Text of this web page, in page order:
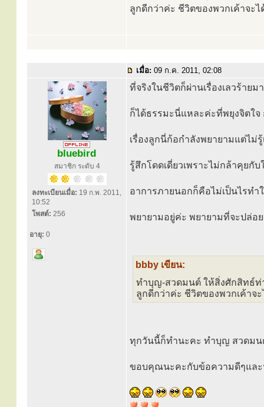
ลูกดีกว่าค่ะ ชีวิตของพวกเค้าจะ
เมื่อ: 09 ก.ค. 2011, 02:08
bluebird
สมาชิก ระดับ 4
ลงทะเบียนเมื่อ: 19 ก.พ. 2011,
10:52
โพสต์: 256
อายุ: 0
ที่จริงในชีวิตก็ผ่านเรื่องเลวร้าย
ก็ได้ธรรมะนี่แหละค่ะที่พยุงจิตใ
เรื่องลูกนี่ก้อกำลังพยายามแต่ไม่
รู้สึกโดดเดี่ยวเพราะไม่กล้าคุยกับ
อาการภายนอกก็คือไม่เป็นไรทำ
พยายามอยู่ค่ะ พยายามที่จะปล่อ
bbby เขียน:
ทำบุญ-สวดมนต์ ให้สิ่งศักสิทธ์ท่
ลูกดีกว่าค่ะ ชีวิตของพวกเค้าจ
ทุกวันนี้ก็ทำนะคะ ทำบุญ สวดมน
ขอบคุณนะคะกับข้อความดีๆและ